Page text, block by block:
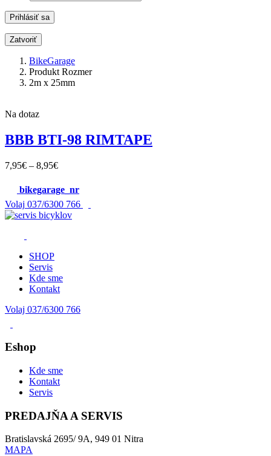
Zatvoriť
BikeGarage
Produkt Rozmer
2m x 25mm
Na dotaz
BBB BTI-98 RIMTAPE
7,95€ – 8,95€
bikegarage_nr
Volaj 037/6300 766
SHOP
Servis
Kde sme
Kontakt
Volaj 037/6300 766
Eshop
Kde sme
Kontakt
Servis
PREDAJŇA A SERVIS
Bratislavská 2695/ 9A, 949 01 Nitra
MAPA